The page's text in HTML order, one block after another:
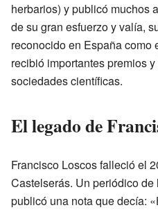
herbarios) y publicó muchos
de su gran esfuerzo y valía,
reconocido en España como
recibió importantes premios
sociedades científicas.
El legado de
Francisco Loscos falleció el
Castelserás. Un periódico de
publicó una nota que decía: